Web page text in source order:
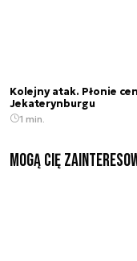
Kolejny atak. Płonie
Jekaterynburgu
1 min.
Mogą Cię